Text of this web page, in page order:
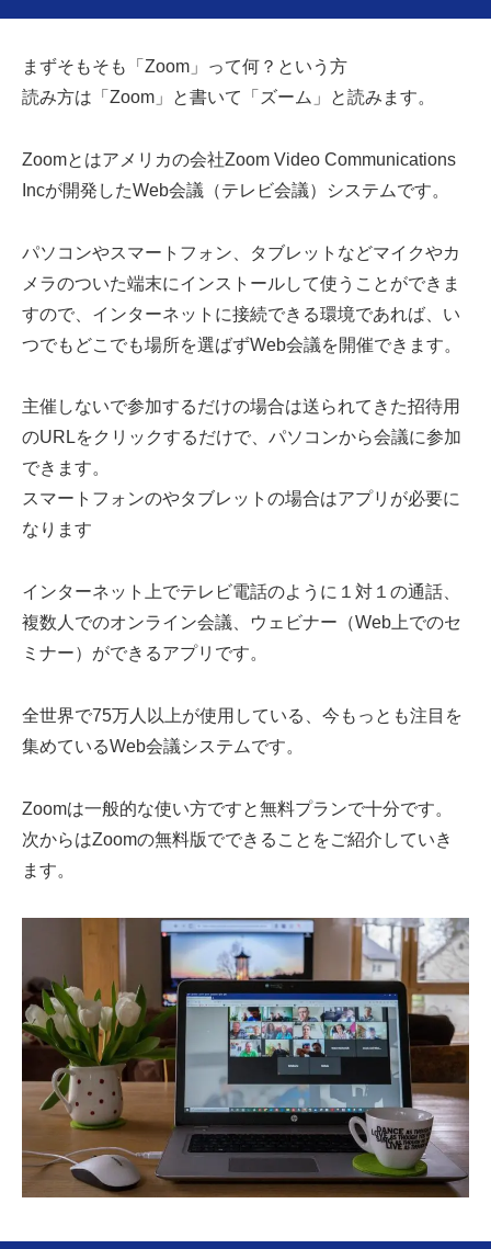
まずそもそも「Zoom」って何？という方
読み方は「Zoom」と書いて「ズーム」と読みます。
Zoomとはアメリカの会社Zoom Video Communications
Incが開発したWeb会議（テレビ会議）システムです。
パソコンやスマートフォン、タブレットなどマイクやカ
メラのついた端末にインストールして使うことができま
すので、インターネットに接続できる環境であれば、い
つでもどこでも場所を選ばずWeb会議を開催できます。
主催しないで参加するだけの場合は送られてきた招待用
のURLをクリックするだけで、パソコンから会議に参加
できます。
スマートフォンのやタブレットの場合はアプリが必要に
なります
インターネット上でテレビ電話のように１対１の通話、
複数人でのオンライン会議、ウェビナー（Web上でのセ
ミナー）ができるアプリです。
全世界で75万人以上が使用している、今もっとも注目を
集めているWeb会議システムです。
Zoomは一般的な使い方ですと無料プランで十分です。
次からはZoomの無料版でできることをご紹介していき
ます。